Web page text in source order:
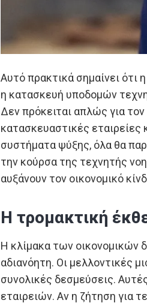
Αυτό πρακτικά σημαίνει ότι
η κατασκευή υποδομών
Δεν πρόκειται απλώς για
κατασκευαστικές
συστήματα ψύξης, όλα θα
την κούρσα της τεχνητής
αυξάνουν τον οικονομικό
Η τρομακτική
Η κλίμακα των οικονομικών
αδιανόητη. Οι μελλοντικές
συνολικές δεσμεύσεις.
εταιρειών. Αν η ζήτηση για